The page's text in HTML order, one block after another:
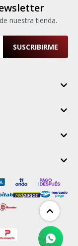
nuestra tienda.
SUSCRIBIRME